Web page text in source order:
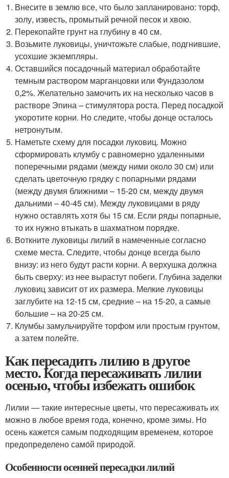
Внесите в землю все, что было запланировано: торф,
золу, известь, промытый речной песок и хвою.
Перекопайте грунт на глубину в 40 см.
Возьмите луковицы, уничтожьте слабые, подгнившие,
усохшие экземпляры.
Оставшийся посадочный материал обработайте
темным раствором марганцовки или Фундазолом
0,2%. Желательно замочить их на несколько часов в
растворе Эпина – стимулятора роста. Перед посадкой
укоротите корни. Но следите, чтобы донце осталось
нетронутым.
Наметьте схему для посадки луковиц. Можно
сформировать клумбу с равномерно удаленными
поперечными рядами (между ними около 30 см) или
сделать цветочную грядку с попарными рядами
(между двумя ближними – 15-20 см, между двумя
дальними – 40-45 см). Между луковицами в ряду
нужно оставлять хотя бы 15 см. Если ряды попарные,
то их нужно втыкать в шахматном порядке.
Воткните луковицы лилий в намеченные согласно
схеме места. Следите, чтобы донце всегда было
внизу: из него будут расти корни. А верхушка должна
быть сверху: из нее вырастут побеги. Глубина заделки
луковиц зависит от их размера. Мелкие луковицы
заглубите на 12-15 см, средние – на 15-20, а самые
большие – на 20-25 см.
Клумбы замульчируйте торфом или простым грунтом,
а затем полейте.
Как пересадить лилию в другое
место. Когда пересаживать лилии
осенью, чтобы избежать ошибок
Лилии — такие интересные цветы, что пересаживать их
можно в любое время года, конечно, кроме зимы. Но
осень кажется самым подходящим временем, которое
предопределено само́й природой.
Особенности осенней пересадки лилий